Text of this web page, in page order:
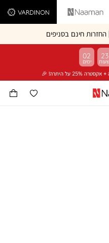
Vardinon Naaman
02 23